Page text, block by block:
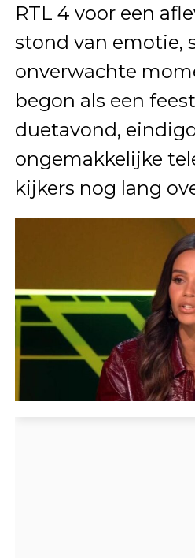
RTL 4 voor een
stond van emotie,
onverwachte
begon als een
duetavond,
ongemakkelijke
kijkers nog lang